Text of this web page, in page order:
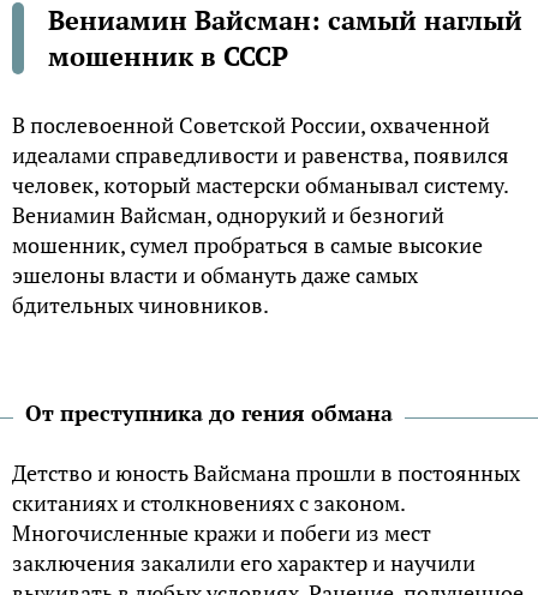
Вениамин Вайсман: самый наглый
мошенник в СССР
В послевоенной Советской России, охваченной
идеалами справедливости и равенства, появился
человек, который мастерски обманывал систему.
Вениамин Вайсман, однорукий и безногий
мошенник, сумел пробраться в самые высокие
эшелоны власти и обмануть даже самых
бдительных чиновников.
От преступника до гения обмана
Детство и юность Вайсмана прошли в постоянных
скитаниях и столкновениях с законом.
Многочисленные кражи и побеги из мест
заключения закалили его характер и научили